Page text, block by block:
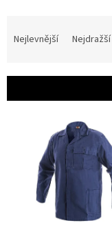
í
Nejlevnější Nejdražší